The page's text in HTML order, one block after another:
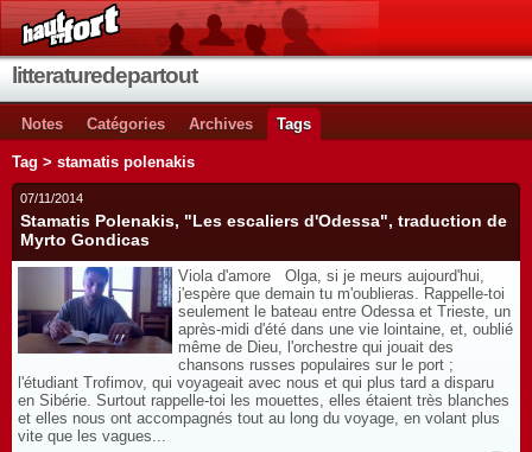
litteraturedepartout
Notes Catégories Archives Tags
Tag > stamatis polenakis
07/11/2014
Stamatis Polenakis, "Les escaliers d'Odessa", traduction de
Myrto Gondicas
Viola d'amore Olga, si je meurs aujourd'hui,
j'espère que demain tu m'oublieras. Rappelle-toi
seulement le bateau entre Odessa et Trieste, un
après-midi d'été dans une vie lointaine, et, oublié
même de Dieu, l'orchestre qui jouait des
chansons russes populaires sur le port ;
l'étudiant Trofimov, qui voyageait avec nous et qui plus tard a disparu
en Sibérie. Surtout rappelle-toi les mouettes, elles étaient très blanches
et elles nous ont accompagnés tout au long du voyage, en volant plus
vite que les vagues...